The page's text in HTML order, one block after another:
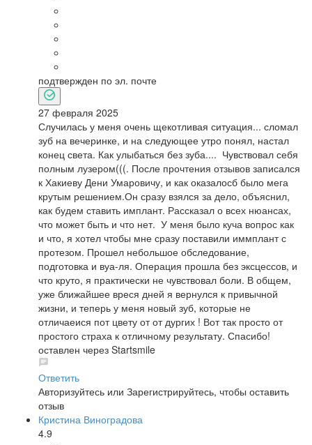
подтвержден по эл. почте
27 февраля 2025
Случилась у меня очень щекотливая ситуация... сломал
зуб на вечеринке, и на следующее утро понял, настал
конец света. Как улыбаться без зуба.... Чувствовал себя
полным лузером(((. После прочтения отзывов записался
к Хакиеву Дени Умаровичу, и как оказалосб было мега
крутым решением.Он сразу взялся за дело, объяснил,
как будем ставить имплант. Рассказал о всех нюансах,
что может быть и что нет. У меня было куча вопрос как
и что, я хотел чтобы мне сразу поставили иммплант с
протезом. Прошел небольшое обследование,
подготовка и вуа-ля. Операция прошла без эксцессов, и
что круто, я практически не чувствовал боли. В общем,
уже ближайшее вреся дней я вернулся к привычной
жизни, и теперь у меня новый зуб, которые не
отличаеися пот цвету от от дургих ! Вот так просто от
простого страха к отличному результату. Спасибо!
оставлен через Startsmile
Ответить
Авторизуйтесь или Зарегистрируйтесь, чтобы оставить
отзыв
Кристина Виноградова
4.9